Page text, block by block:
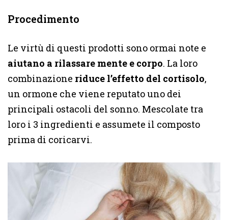
Procedimento
Le virtù di questi prodotti sono ormai note e
aiutano a rilassare mente e corpo. La loro
combinazione riduce l’effetto del cortisolo,
un ormone che viene reputato uno dei
principali ostacoli del sonno. Mescolate tra
loro i 3 ingredienti e assumete il composto
prima di coricarvi.